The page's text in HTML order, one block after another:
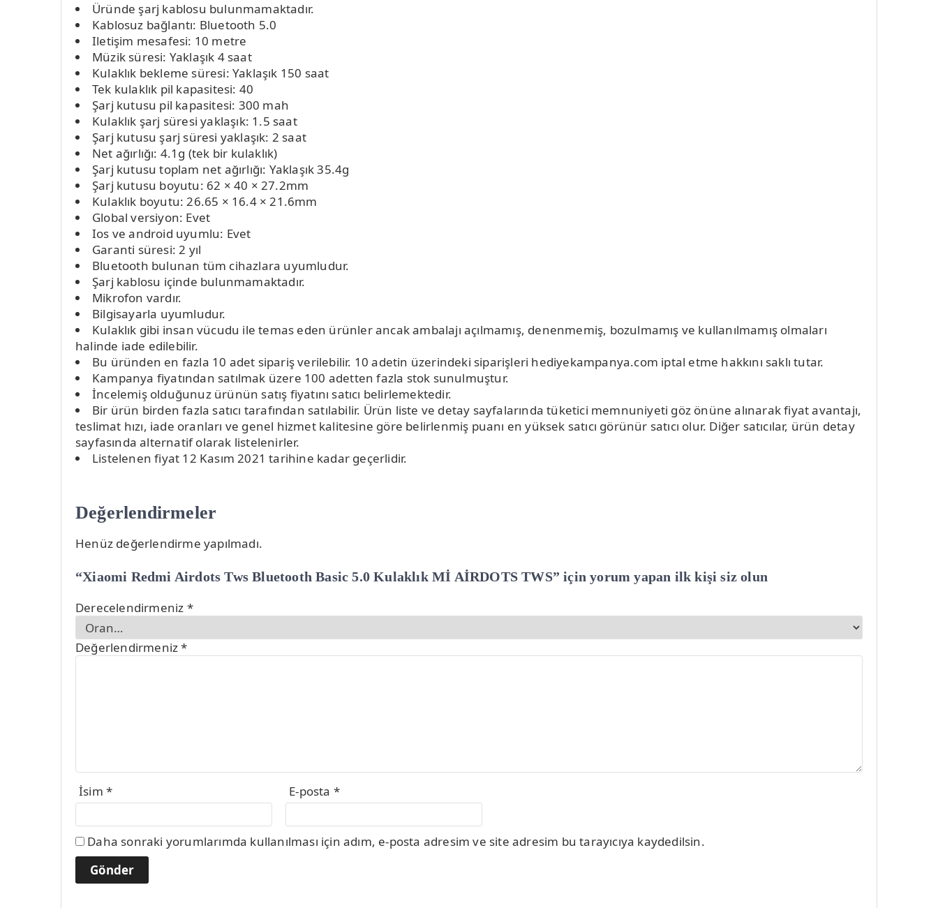
Üründe şarj kablosu bulunmamaktadır.
Kablosuz bağlantı: Bluetooth 5.0
Iletişim mesafesi: 10 metre
Müzik süresi: Yaklaşık 4 saat
Kulaklık bekleme süresi: Yaklaşık 150 saat
Tek kulaklık pil kapasitesi: 40
Şarj kutusu pil kapasitesi: 300 mah
Kulaklık şarj süresi yaklaşık: 1.5 saat
Şarj kutusu şarj süresi yaklaşık: 2 saat
Net ağırlığı: 4.1g (tek bir kulaklık)
Şarj kutusu toplam net ağırlığı: Yaklaşık 35.4g
Şarj kutusu boyutu: 62 × 40 × 27.2mm
Kulaklık boyutu: 26.65 × 16.4 × 21.6mm
Global versiyon: Evet
Ios ve android uyumlu: Evet
Garanti süresi: 2 yıl
Bluetooth bulunan tüm cihazlara uyumludur.
Şarj kablosu içinde bulunmamaktadır.
Mikrofon vardır.
Bilgisayarla uyumludur.
Kulaklık gibi insan vücudu ile temas eden ürünler ancak ambalajı açılmamış, denenmemiş, bozulmamış ve kullanılmamış olmaları
halinde iade edilebilir.
Bu üründen en fazla 10 adet sipariş verilebilir. 10 adetin üzerindeki siparişleri hediyekampanya.com iptal etme hakkını saklı tutar.
Kampanya fiyatından satılmak üzere 100 adetten fazla stok sunulmuştur.
İncelemiş olduğunuz ürünün satış fiyatını satıcı belirlemektedir.
Bir ürün birden fazla satıcı tarafından satılabilir. Ürün liste ve detay sayfalarında tüketici memnuniyeti göz önüne alınarak fiyat avantajı,
teslimat hızı, iade oranları ve genel hizmet kalitesine göre belirlenmiş puanı en yüksek satıcı görünür satıcı olur. Diğer satıcılar, ürün detay
sayfasında alternatif olarak listelenirler.
Listelenen fiyat 12 Kasım 2021 tarihine kadar geçerlidir.
Değerlendirmeler
Henüz değerlendirme yapılmadı.
“Xiaomi Redmi Airdots Tws Bluetooth Basic 5.0 Kulaklık Mİ AİRDOTS TWS” için yorum yapan ilk kişi siz olun
Derecelendirmeniz *
Değerlendirmeniz*
İsim * E-posta *
Daha sonraki yorumlarımda kullanılması için adım, e-posta adresim ve site adresim bu tarayıcıya kaydedilsin.